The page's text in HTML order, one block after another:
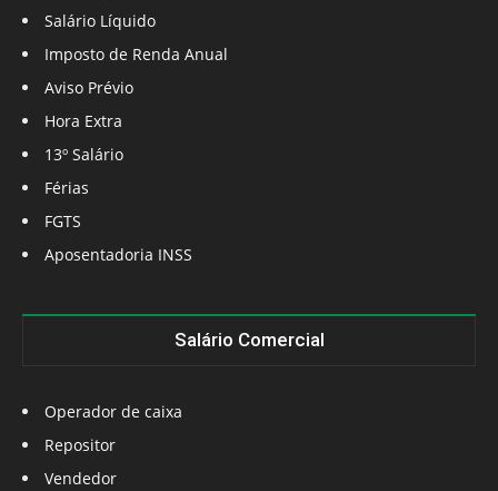
Salário Líquido
Imposto de Renda Anual
Aviso Prévio
Hora Extra
13º Salário
Férias
FGTS
Aposentadoria INSS
Salário Comercial
Operador de caixa
Repositor
Vendedor